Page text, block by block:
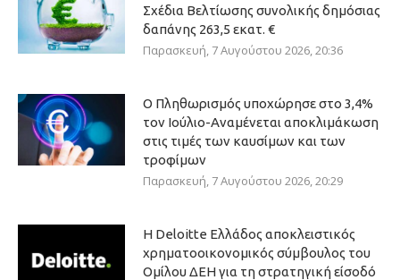
Σχέδια Βελτίωσης συνολικής δημόσιας
δαπάνης 263,5 εκατ. €
Παρασκευή, 7 Αυγούστου 2026, 20:36
Ο Πληθωρισμός υποχώρησε στο 3,4%
τον Ιούλιο-Αναμένεται αποκλιμάκωση
στις τιμές των καυσίμων και των
τροφίμων
Παρασκευή, 7 Αυγούστου 2026, 20:29
Η Deloitte Ελλάδος αποκλειστικός
χρηματοοικονομικός σύμβουλος του
Ομίλου ΔΕΗ για τη στρατηγική είσοδό